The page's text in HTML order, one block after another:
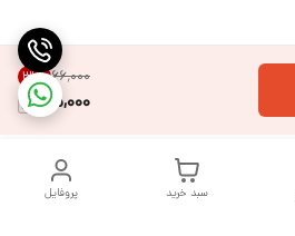
۶۶٬۰۰۰ 31%
45,000
پروفایل سبد خرید